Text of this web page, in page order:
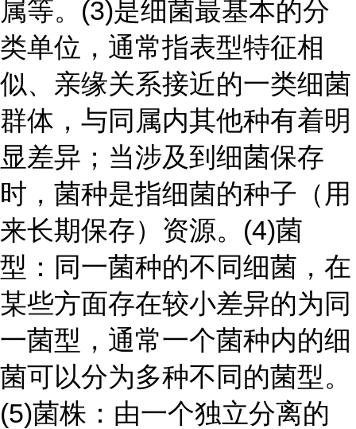
属等。 (3)是细菌最基本的分
类单位，通常指表型特征相
似、亲缘关系接近的一类细菌
群体，与同属内其他种有着明
显差异；当涉及到细菌保存
时，菌种是指细菌的种子（用
来长期保存）资源。 (4)菌
型：同一菌种的不同细菌，在
某些方面存在较小差异的为同
一菌型，通常一个菌种内的细
菌可以分为多种不同的菌型。
(5)菌株：由一个独立分离的